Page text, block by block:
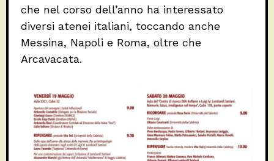
che nel corso dell’anno ha interessato
diversi atenei italiani, toccando anche
Messina, Napoli e Roma, oltre che
Arcavacata.